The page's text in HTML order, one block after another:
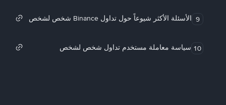
9 الأسئلة الأكثر شيوعاً حول تداول Binance شخص لشخص
10 سياسة معاملة مستخدم تداول شخص لشخص